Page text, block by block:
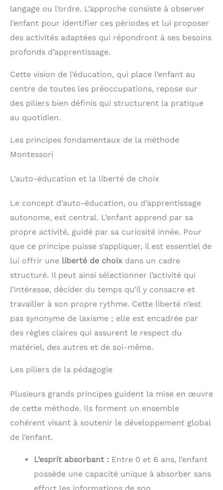
langage ou l’ordre. L’approche consiste à observer
l’enfant pour identifier ces périodes et lui proposer
des activités adaptées qui répondront à ses besoins
profonds d’apprentissage.
Cette vision de l’éducation, qui place l’enfant au
centre de toutes les préoccupations, repose sur
des piliers bien définis qui structurent la pratique
au quotidien.
Les principes fondamentaux de la méthode
Montessori
L’auto-éducation et la liberté de choix
Le concept d’auto-éducation, ou d’apprentissage
autonome, est central. L’enfant apprend par sa
propre activité, guidé par sa curiosité innée. Pour
que ce principe puisse s’appliquer, il est essentiel de
lui offrir une liberté de choix dans un cadre
structuré. Il peut ainsi sélectionner l’activité qui
l’intéresse, décider du temps qu’il y consacre et
travailler à son propre rythme. Cette liberté n’est
pas synonyme de laxisme ; elle est encadrée par
des règles claires qui assurent le respect du
matériel, des autres et de soi-même.
Les piliers de la pédagogie
Plusieurs grands principes guident la mise en œuvre
de cette méthode. Ils forment un ensemble
cohérent visant à soutenir le développement global
de l’enfant.
L’esprit absorbant : Entre 0 et 6 ans, l’enfant
possède une capacité unique à absorber sans